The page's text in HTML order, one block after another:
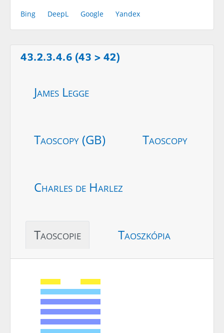
Bing DeepL Google Yandex
43.2.3.4.6 (43 > 42)
James Legge
Taoscopy (GB) Taoscopy
Charles de Harlez
Taoscopie Taoszkópia